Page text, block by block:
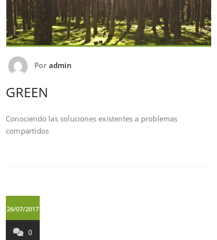
Por admin
GREEN
Conociendo las soluciones existentes a problemas
compartidos
26/07/2017
0